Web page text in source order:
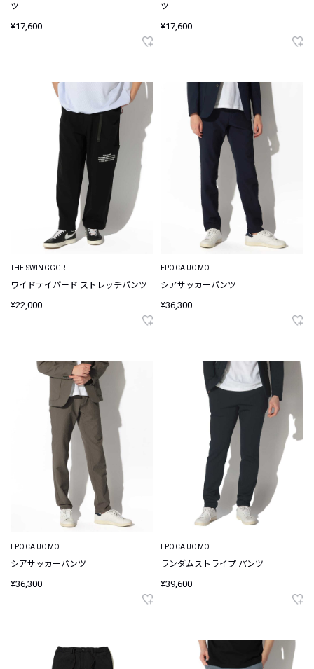
ツ
¥17,600
ツ
¥17,600
THE SWINGGGR
ワイドテイパード ストレッチパンツ
¥22,000
EPOCA UOMO
シアサッカーパンツ
¥36,300
EPOCA UOMO
シアサッカーパンツ
¥36,300
EPOCA UOMO
ランダムストライプ パンツ
¥39,600